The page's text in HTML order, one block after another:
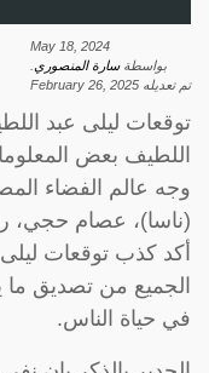
May 18, 2024
بواسطةسارة المنصوري
تم تعديله February 26, 2025
اللطيف بعض
وجه عالم الفضاء
(ناسا)، عصام حجي،
أكد كذب توقعات
الجميع من تصديق ما
في حياة الناس.